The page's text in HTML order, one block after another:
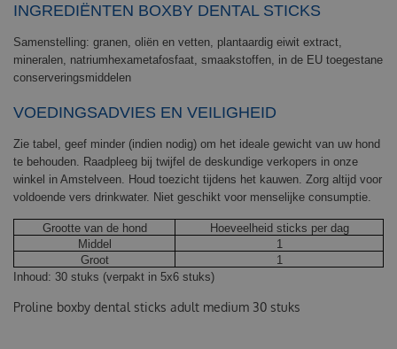
INGREDIËNTEN BOXBY DENTAL STICKS
Samenstelling: granen, oliën en vetten, plantaardig eiwit extract,
mineralen, natriumhexametafosfaat, smaakstoffen, in de EU toegestane
conserveringsmiddelen
VOEDINGSADVIES EN VEILIGHEID
Zie tabel, geef minder (indien nodig) om het ideale gewicht van uw hond
te behouden. Raadpleeg bij twijfel de deskundige verkopers in onze
winkel in Amstelveen. Houd toezicht tijdens het kauwen. Zorg altijd voor
voldoende vers drinkwater. Niet geschikt voor menselijke consumptie.
Grootte van de hond
Hoeveelheid sticks per dag
Middel
1
Groot
1
Inhoud: 30 stuks (verpakt in 5x6 stuks)
Proline boxby dental sticks adult medium 30 stuks